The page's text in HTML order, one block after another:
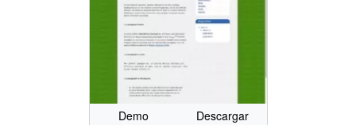
Demo Descargar